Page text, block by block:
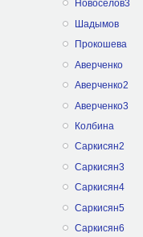
Новоселов3
Шадымов
Прокошева
Аверченко
Аверченко2
Аверченко3
Колбина
Саркисян2
Саркисян3
Саркисян4
Саркисян5
Саркисян6